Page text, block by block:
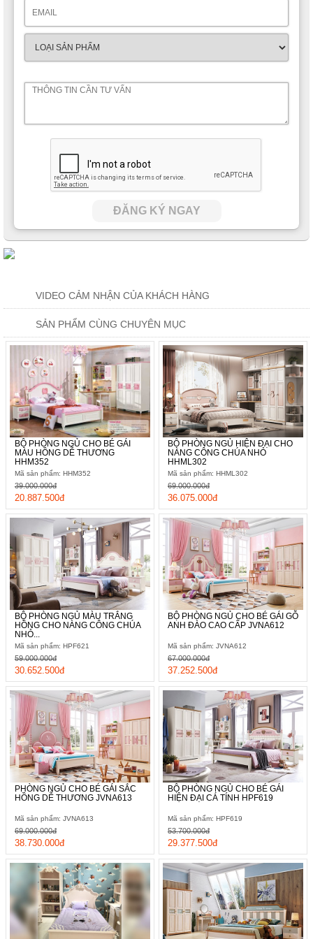
Một chiếc tủ đầu giường được thiết kế theo sở thích và ước mơ
của bé sẽ giúp căn phòng trở nên ngăn nắp, gọn gàng hơn.
ĐĂNG KÝ NGAY
VIDEO CẢM NHẬN CỦA KHÁCH HÀNG
SẢN PHẨM CÙNG CHUYÊN MỤC
BỘ PHÒNG NGỦ CHO BÉ GÁI
MÀU HỒNG DỄ THƯƠNG
HHM352
Mã sản phẩm: HHM352
20.887.500đ
39.000.000đ
BỘ PHÒNG NGỦ HIỆN ĐẠI CHO
NÀNG CÔNG CHÚA NHỎ
HHML302
Mã sản phẩm: HHML302
36.075.000đ
69.000.000đ
BỘ PHÒNG NGỦ MÀU TRẮNG
HỒNG CHO NÀNG CÔNG CHÚA
NHỎ...
Mã sản phẩm: HPF621
30.652.500đ
59.000.000đ
BỘ PHÒNG NGỦ CHO BÉ GÁI GỖ
ANH ĐÀO CAO CẤP JVNA612
Mã sản phẩm: JVNA612
37.252.500đ
67.000.000đ
PHÒNG NGỦ CHO BÉ GÁI SẮC
HỒNG DỄ THƯƠNG JVNA613
Mã sản phẩm: JVNA613
38.730.000đ
69.000.000đ
BỘ PHÒNG NGỦ CHO BÉ GÁI
HIỆN ĐẠI CÁ TÍNH HPF619
Mã sản phẩm: HPF619
29.377.500đ
53.700.000đ